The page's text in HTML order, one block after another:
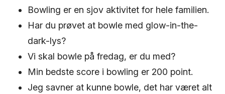
Bowling er en sjov aktivitet for hele familien.
Har du prøvet at bowle med glow-in-the-
dark-lys?
Vi skal bowle på fredag, er du med?
Min bedste score i bowling er 200 point.
Jeg savner at kunne bowle, det har været alt